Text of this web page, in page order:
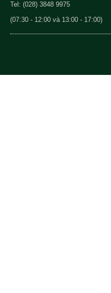
Tel: (028) 3848 9975
(07:30 - 12:00 và 13:00 - 17:00)